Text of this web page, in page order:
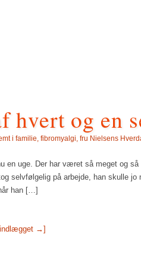
hvert og en
i familie fibromyalgi fru Nielsens
en uge. Der har været så meget og
selvfølgelig på arbejde, han skulle
han […]
→]